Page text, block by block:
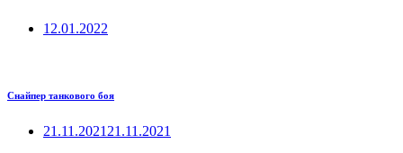
12.01.2022
Снайпер танкового боя
21.11.2021 21.11.2021